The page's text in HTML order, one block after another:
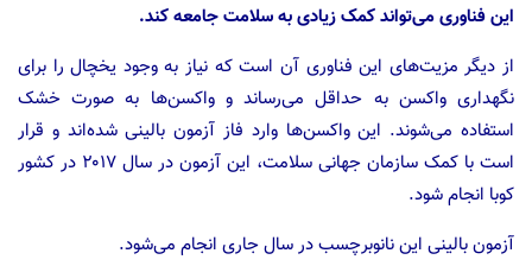
این فناوری می‌تواند کمک زیادی به سلامت جامعه کند.
از دیگر مزیت‌های این فناوری آن است که نیاز به وجود یخچال را برای
نگهداری واکسن به حداقل می‌رساند و واکسن‌ها به صورت خشک
استفاده می‌شوند. این واکسن‌ها وارد فاز آزمون بالینی شده‌اند و قرار
است با کمک سازمان جهانی سلامت، این آزمون در سال ۲۰۱۷ در کشور
کوبا انجام شود.
آزمون بالینی این نانوبرچسب در سال جاری انجام می‌شود.